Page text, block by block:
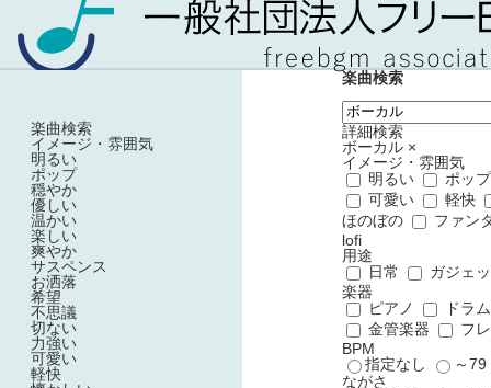
楽曲検索
イメージ・雰囲気
明るい
ポップ
穏やか
優しい
温かい
楽しい
爽やか
サスペンス
お洒落
希望
不思議
切ない
力強い
可愛い
軽快
楽曲検索
詳細検索
ボーカル ×
イメージ・雰囲気
明るい
ポッ
可愛い
軽快
ほのぼの
ファン
lofi
用途
日常
ガジェ
楽器
ピアノ
ドラ
金管楽器
フ
BPM
指定なし
～79
ながさ